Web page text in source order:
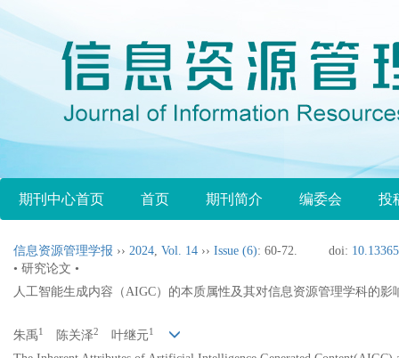
期刊中心首页 首页 期刊简介 编委会 投
信息资源管理学报 ›› 2024, Vol. 14 ›› Issue (6): 60-72. doi:
• 研究论文 •
人工智能生成内容（AIGC）的本质属性及其对信息资源管理学科的影
朱禹1 陈关泽2 叶继元1